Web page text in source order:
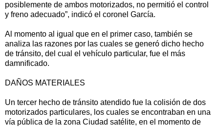
posiblemente de ambos motorizados, no permitió el control
y freno adecuado”, indicó el coronel García.
Al momento al igual que en el primer caso, también se
analiza las razones por las cuales se generó dicho hecho
de tránsito, del cual el vehículo particular, fue el más
damnificado.
DAÑOS MATERIALES
Un tercer hecho de tránsito atendido fue la colisión de dos
motorizados particulares, los cuales se encontraban en una
vía pública de la zona Ciudad satélite, en el momento de